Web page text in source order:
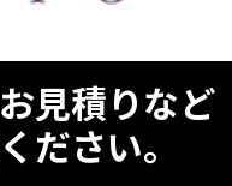
見積りなど
ださい。